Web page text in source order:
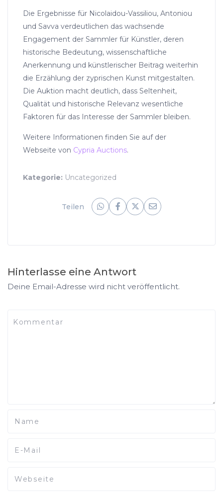
Die Ergebnisse für Nicolaidou-Vassiliou, Antoniou
und Savva verdeutlichen das wachsende
Engagement der Sammler für Künstler, deren
historische Bedeutung, wissenschaftliche
Anerkennung und künstlerischer Beitrag weiterhin
die Erzählung der zyprischen Kunst mitgestalten.
Die Auktion macht deutlich, dass Seltenheit,
Qualität und historische Relevanz wesentliche
Faktoren für das Interesse der Sammler bleiben.
Weitere Informationen finden Sie auf der
Webseite von Cypria Auctions.
Kategorie: Uncategorized
Teilen
Hinterlasse eine Antwort
Deine Email-Adresse wird nicht veröffentlicht.